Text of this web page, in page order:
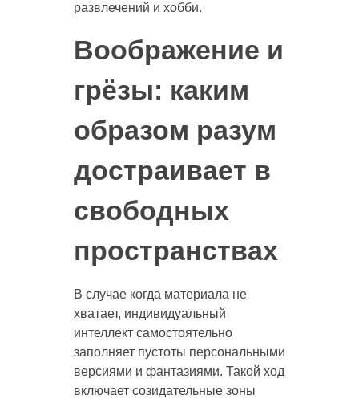
развлечений и хобби.
Воображение и
грёзы: каким
образом разум
достраивает в
свободных
пространствах
В случае когда материала не
хватает, индивидуальный
интеллект самостоятельно
заполняет пустоты персональными
версиями и фантазиями. Такой ход
включает созидательные зоны